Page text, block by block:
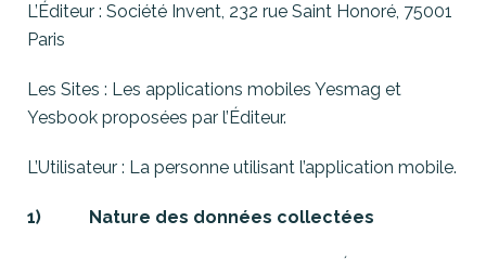
L’Éditeur : Société Invent, 232 rue Saint Honoré, 75001
Paris
Les Sites : Les applications mobiles Yesmag et
Yesbook proposées par l’Éditeur.
L’Utilisateur : La personne utilisant l’application mobile.
1) Nature des données collectées